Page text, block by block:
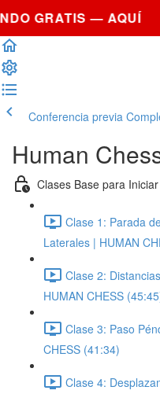
GRATIS — AQUÍ
Conferencia previa
Human
Clases Base para
Clase 1: Parada
Laterales | HUMAN
Clase 2:
HUMAN CHESS
Clase 3: Paso
CHESS (41:34)
Clase 4: